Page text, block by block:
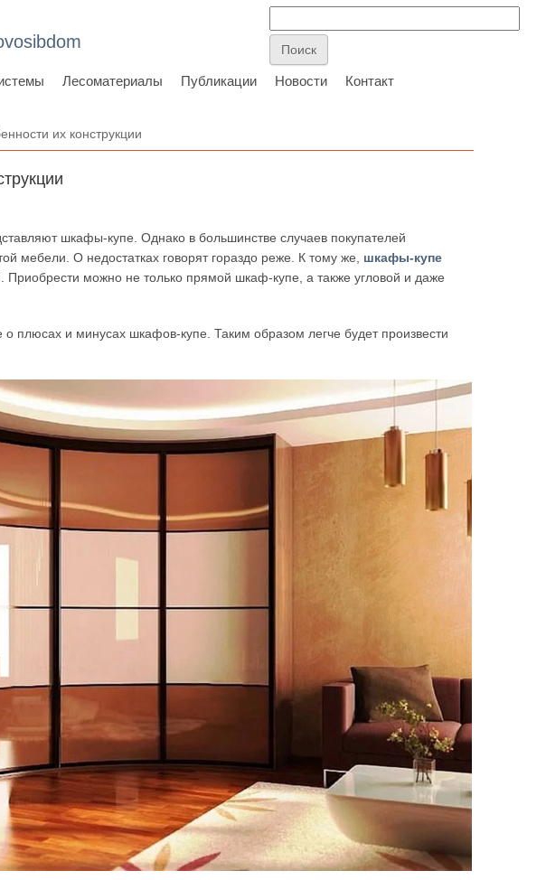
Лесоматериалы Публикации Новости Контакт
их конструкции
шкафы-купе. Однако в большинстве случаев покупателей
мебели. О недостатках говорят гораздо реже. К тому же, шкафы-купе
Приобрести можно не только прямой шкаф-купе, а также угловой и даже
плюсах и минусах шкафов-купе. Таким образом легче будет произвести